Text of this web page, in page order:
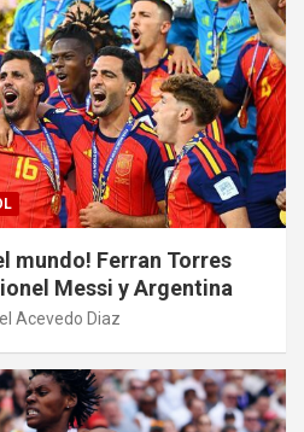
mundo! Ferran Torres
Messi y Argentina
Acevedo Diaz